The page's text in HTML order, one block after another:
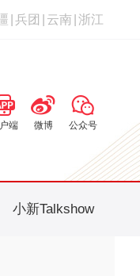
兵团 云南 浙江
端 微博 公众号
小新Talkshow